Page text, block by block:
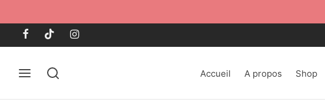
Accueil A propos Shop